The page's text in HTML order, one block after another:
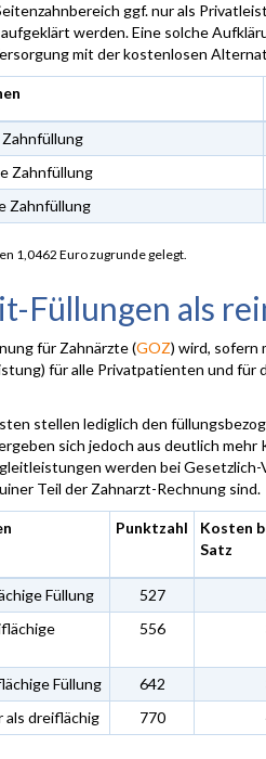
ggf. nur als
werden. Eine solche
mit der kostenlosen
Zahnfüllung
Zahnfüllung
1,0462 Euro zugrunde gelegt.
Füllungen als
für Zahnärzte (GOZ) wird, sofern
für alle Privatpatienten und
stellen lediglich den
sich jedoch aus deutlich mehr
werden bei
Teil der Zahnarzt-Rechnung sind.
Punktzahl
Kosten
Satz
Füllung 527
556
Füllung 642
als dreiflächig
770